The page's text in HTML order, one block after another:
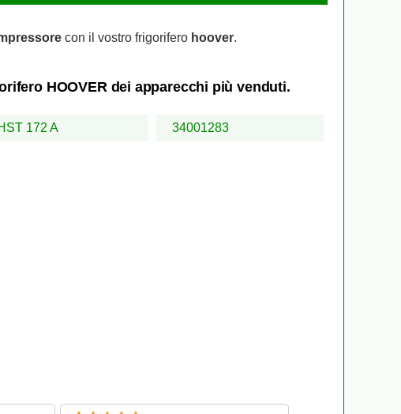
con il vostro frigorifero hoover.
HOOVER dei apparecchi più venduti.
172 A 34001283